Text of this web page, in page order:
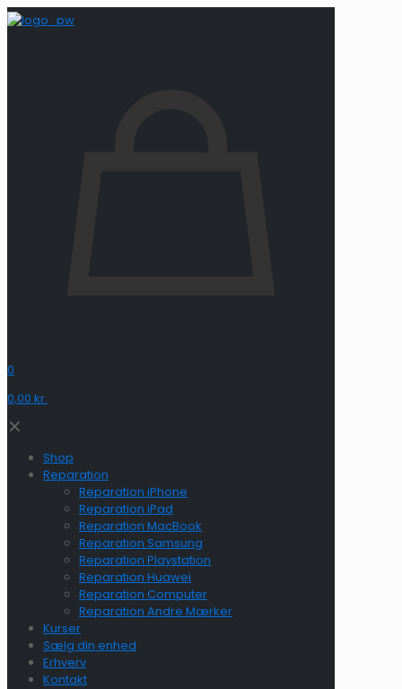
0
0,00 kr.
✕
Shop
Reparation
Reparation iPhone
Reparation iPad
Reparation MacBook
Reparation Samsung
Reparation Playstation
Reparation Huawei
Reparation Computer
Reparation Andre Mærker
Kurser
Sælg din enhed
Erhverv
Kontakt